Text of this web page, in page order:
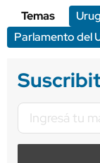
Temas
Parlamento del